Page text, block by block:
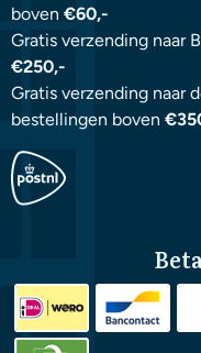
boven €60,-
Gratis verzending naar
€250,-
Gratis verzending naar
bestellingen boven